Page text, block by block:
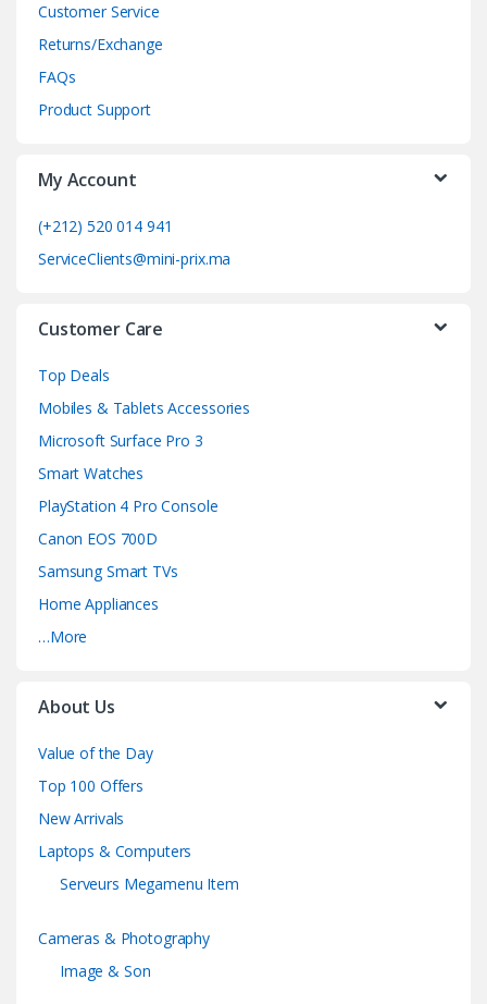
Customer Service
Returns/Exchange
FAQs
Product Support
My Account
(+212) 520 014 941
ServiceClients@mini-prix.ma
Customer Care
Top Deals
Mobiles & Tablets Accessories
Microsoft Surface Pro 3
Smart Watches
PlayStation 4 Pro Console
Canon EOS 700D
Samsung Smart TVs
Home Appliances
…More
About Us
Value of the Day
Top 100 Offers
New Arrivals
Laptops & Computers
Serveurs Megamenu Item
Cameras & Photography
Image & Son